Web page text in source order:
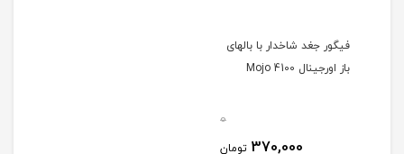
فیگور جغد شاخدار با بالهای
باز اورجینال 4100 Mojo
0
370,000 تومان